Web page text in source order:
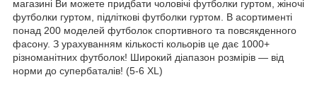
магазині Ви можете придбати чоловічі футболки гуртом, жіночі
футболки гуртом, підліткові футболки гуртом. В асортименті
понад 200 моделей футболок спортивного та повсякденного
фасону. З урахуванням кількості кольорів це дає 1000+
різноманітних футболок! Широкий діапазон розмірів — від
норми до супербаталів! (5-6 XL)